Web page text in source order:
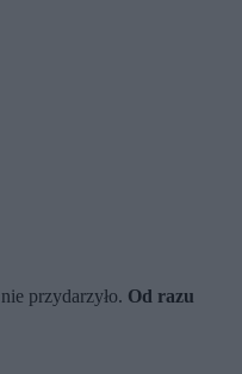
przydarzyło. Od razu